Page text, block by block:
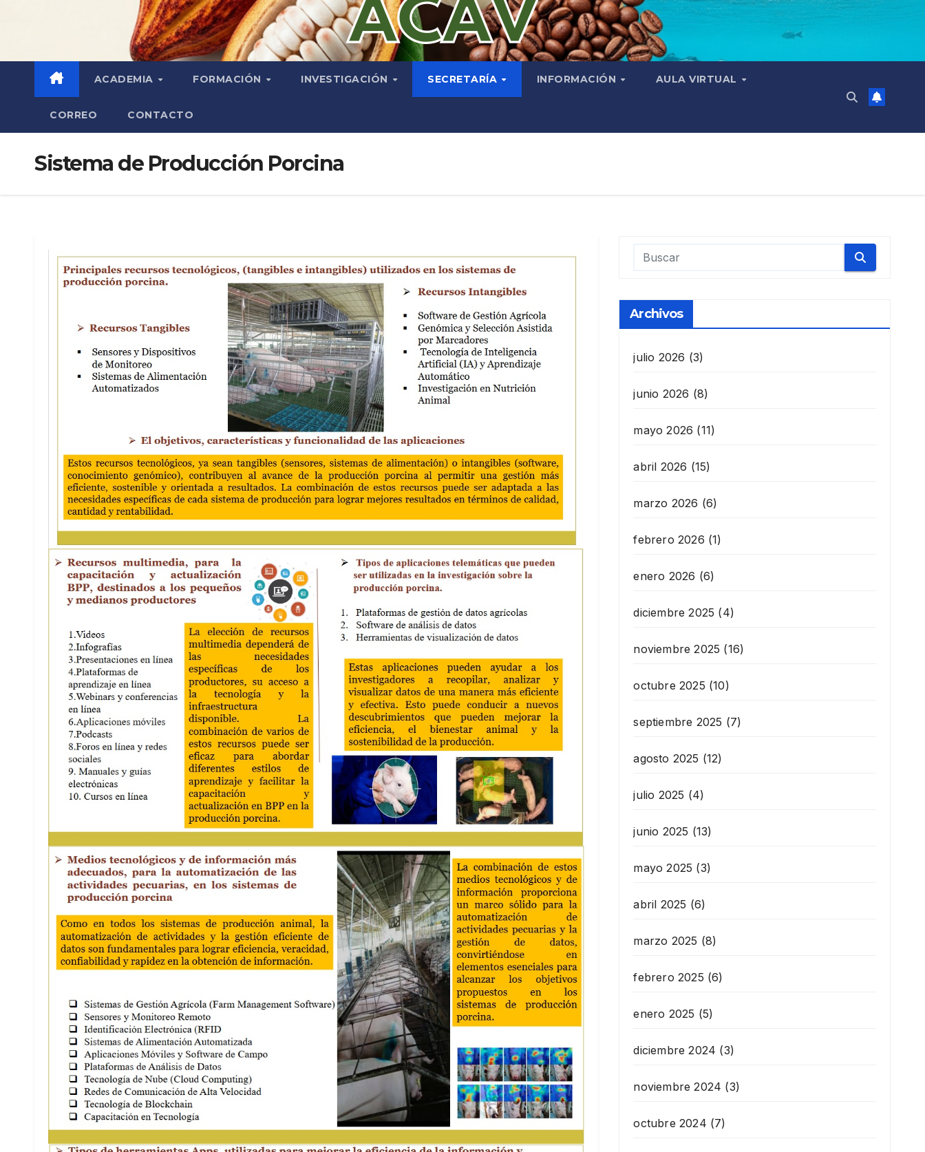
ACADEMIA FORMACIÓN INVESTIGACIÓN SECRETARÍA INFORMACIÓN AULA VIRTUAL
CORREO CONTACTO
Sistema de Producción Porcina
Archivos
julio 2026 (3)
junio 2026 (8)
mayo 2026 (11)
abril 2026 (15)
marzo 2026 (6)
febrero 2026 (1)
enero 2026 (6)
diciembre 2025 (4)
noviembre 2025 (16)
octubre 2025 (10)
septiembre 2025 (7)
agosto 2025 (12)
julio 2025 (4)
junio 2025 (13)
mayo 2025 (3)
abril 2025 (6)
marzo 2025 (8)
febrero 2025 (6)
enero 2025 (5)
diciembre 2024 (3)
noviembre 2024 (3)
octubre 2024 (7)